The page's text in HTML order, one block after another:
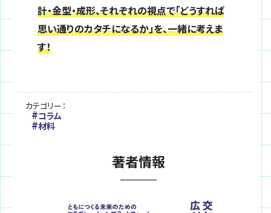
計・金型・成形、それぞれの視点で「どうすれば
思い通りのカタチになるか」を、一緒に考えま
す！
カテゴリー：
コラム
材料
著者情報